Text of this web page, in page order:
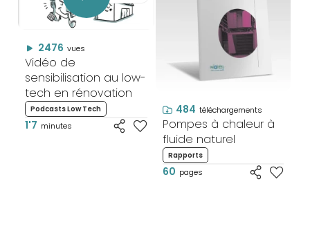
2476 vues
Vidéo de
sensibilisation au low-
tech en rénovation
Podcasts Low Tech
1'7 minutes
484 téléchargements
Pompes à chaleur à
fluide naturel
Rapports
60 pages